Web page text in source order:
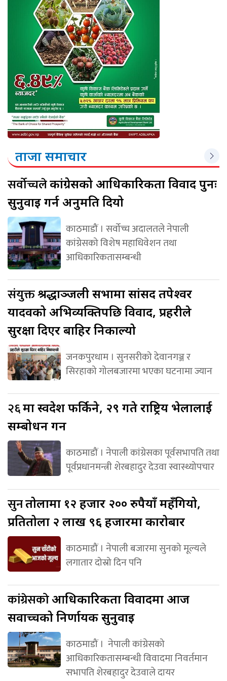
ताजा समाचार
सर्वोच्चलेकांग्रेसको आधिकारिकता विवाद पुनः
सुनुवाइ गर्न अनुमति दियो
काठमाडौं । सर्वोच्च अदालतले नेपाली
कांग्रेसको विशेष महाधिवेशन तथा
आधिकारिकतासम्बन्धी
संयुक्तश्रद्धाञ्जली सभामा सांसद तपेश्वर
यादवको अभिव्यक्तिपछि विवाद, प्रहरीले
सुरक्षा दिएर बाहिर निकाल्यो
जनकपुरधाम । सुनसरीको देवानगञ्ज र
सिरहाको गोलबजारमा भएका घटनामा ज्यान
२६मा स्वदेश फर्किने, २९ गते राष्ट्रिय भेलालाई
सम्बोधन गर्ने
काठमाडौं । नेपाली कांग्रेसका पूर्वसभापति तथा
पूर्वप्रधानमन्त्री शेरबहादुर देउवा स्वास्थ्योपचार
सुनतोलामा १२ हजार २०० रुपैयाँ महँगियो,
प्रतितोला २ लाख ९६ हजारमा कारोबार
काठमाडौं । नेपाली बजारमा सुनको मूल्यले
लगातार दोस्रो दिन पनि
कांग्रेसकोआधिकारिकता विवादमा आज
सर्वोच्चको निर्णायक सुनुवाइ
काठमाडौं । नेपाली कांग्रेसको
आधिकारिकतासम्बन्धी विवादमा निवर्तमान
सभापति शेरबहादुर देउवाले दायर